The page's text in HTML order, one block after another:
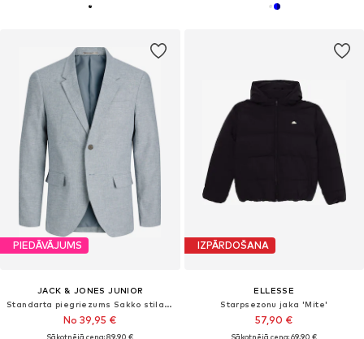
PIEDĀVĀJUMS
JACK & JONES JUNIOR
Standarta piegriezums Sakko stila žakete 'JPRMartin'
No 39,95 €
Sākotnējā cena: 89,90 €
IZPĀRDOŠANA
ELLESSE
Starpsezonu jaka 'Mite'
57,90 €
Sākotnējā cena: 69,90 €